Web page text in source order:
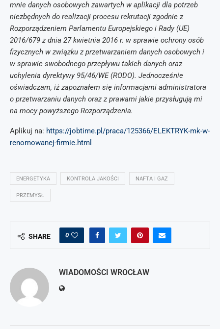
mnie danych osobowych zawartych w aplikacji dla potrzeb
niezbędnych do realizacji procesu rekrutacji zgodnie z
Rozporządzeniem Parlamentu Europejskiego i Rady (UE)
2016/679 z dnia 27 kwietnia 2016 r. w sprawie ochrony osób
fizycznych w związku z przetwarzaniem danych osobowych i
w sprawie swobodnego przepływu takich danych oraz
uchylenia dyrektywy 95/46/WE (RODO). Jednocześnie
oświadczam, iż zapoznałem się informacjami administratora
o przetwarzaniu danych oraz z prawami jakie przysługują mi
na mocy powyższego Rozporządzenia.
Aplikuj na: https://jobtime.pl/praca/125366/ELEKTRYK-mk-w-
renomowanej-firmie.html
ENERGETYKA KONTROLA JAKOŚCI NAFTA I GAZ
PRZEMYSŁ
SHARE 0
WIADOMOŚCI WROCŁAW